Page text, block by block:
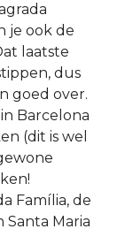
je ook de
laatste
dus
goed over.
Barcelona
(dit is wel
Família, de
Santa Maria